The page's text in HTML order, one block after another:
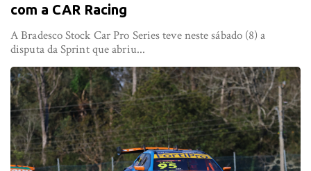
com a CAR Racing
A Bradesco Stock Car Pro Series teve neste sábado (8) a
disputa da Sprint que abriu...